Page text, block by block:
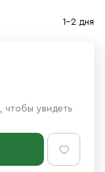
1-2 дня
, чтобы увидеть